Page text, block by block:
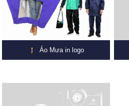
Áo Mưa in logo